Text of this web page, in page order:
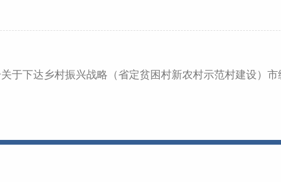
于下达乡村振兴战略（省定贫困村新农村示范村建设）